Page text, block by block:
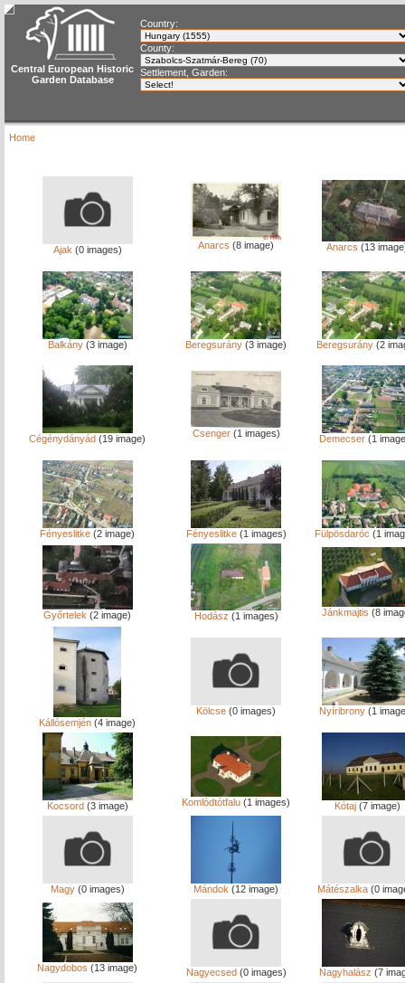
Central European Historic
Garden Database
Country:
County:
Settlement, Garden:
Home
Ajak (0 images) Anarcs (8 image) Anarcs (13
Balkány(3 image) Beregsurány (3 image) Beregsurány (2
Cégénydányád (19 image) Csenger(1 images) Demecser (1
Fényeslitke (2 image) Fényeslitke(1 images) Fülpösdaróc (1
Győrtelek (2 image) Hodász (1 images) Jánkmajtis (8
Kállósemjén (4 image)
Kölcse (0 images) Nyíribrony (1
Kocsord(3 image) Komlódtótfalu (1 images) Kótaj(7 image)
Magy(0 images) Mándok (12 image) Mátészalka(0
Nagydobos (13 image) Nagyecsed(0 images) Nagyhalász (7